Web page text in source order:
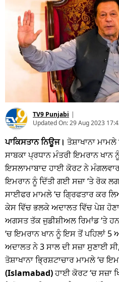
TV9 Punjabi |
Updated On:29 Aug 2023
ਪਾਕਿਸਤਾਨ ਨਿਊਜ। ਤੋਸ਼ਾਖਾਨਾ ਮਾਮਲੇ
ਸਾਬਕਾ ਪ੍ਰਧਾਨ ਮੰਤਰੀ ਇਮਰਾਨ ਖਾਨ
ਇਸਲਾਮਾਬਾਦ ਹਾਈ ਕੋਰਟ ਨੇ
ਇਮਰਾਨ ਨੂੰ ਦਿੱਤੀ ਗਈ ਸਜ਼ਾ ‘ਤੇ ਰੋਕ
ਸਾਈਫਰ ਮਾਮਲੇ ‘ਚ ਗ੍ਰਿਫਤਾਰ ਕਰ
ਕੇਸ ਵਿੱਚ ਭਲਕੇ ਅਦਾਲਤ ਵਿੱਚ ਪੇਸ਼
ਅਗਸਤ ਤੱਕ ਜੁਡੀਸ਼ੀਅਲ ਰਿਮਾਂਡ ‘ਤੇ
‘ਚ ਇਮਰਾਨ ਖਾਨ ਨੂੰ ਇਸ ਤੋਂ ਪਹਿਲਾਂ
ਅਦਾਲਤ ਨੇ 3 ਸਾਲ ਦੀ ਸਜ਼ਾ ਸੁਣਾਈ
ਤੋਸ਼ਾਖਾਨਾ ਭ੍ਰਿਸ਼ਟਾਚਾਰ ਮਾਮਲੇ ‘ਚ
(Islamabad)ਹਾਈ ਕੋਰਟ ‘ਚ ਸਜ਼ਾ